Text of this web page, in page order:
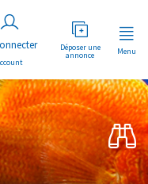
Déposer une
annonce Menu